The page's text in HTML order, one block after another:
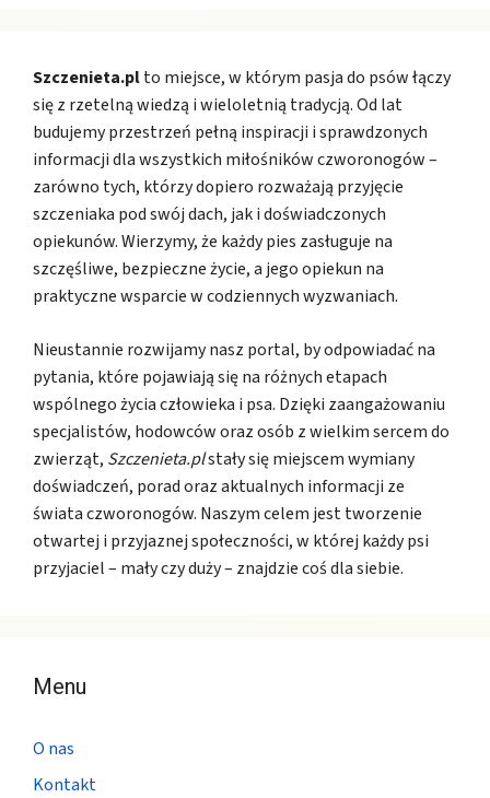
Szczenieta.plto miejsce, w którym pasja do psów łączy
się z rzetelną wiedzą i wieloletnią tradycją. Od lat
budujemy przestrzeń pełną inspiracji i sprawdzonych
informacji dla wszystkich miłośników czworonogów –
zarówno tych, którzy dopiero rozważają przyjęcie
szczeniaka pod swój dach, jak i doświadczonych
opiekunów. Wierzymy, że każdy pies zasługuje na
szczęśliwe, bezpieczne życie, a jego opiekun na
praktyczne wsparcie w codziennych wyzwaniach.
Nieustannie rozwijamy nasz portal, by odpowiadać na
pytania, które pojawiają się na różnych etapach
wspólnego życia człowieka i psa. Dzięki zaangażowaniu
specjalistów, hodowców oraz osób z wielkim sercem do
zwierząt, Szczenieta.plstały się miejscem wymiany
doświadczeń, porad oraz aktualnych informacji ze
świata czworonogów. Naszym celem jest tworzenie
otwartej i przyjaznej społeczności, w której każdy psi
przyjaciel – mały czy duży – znajdzie coś dla siebie.
Menu
O nas
Kontakt